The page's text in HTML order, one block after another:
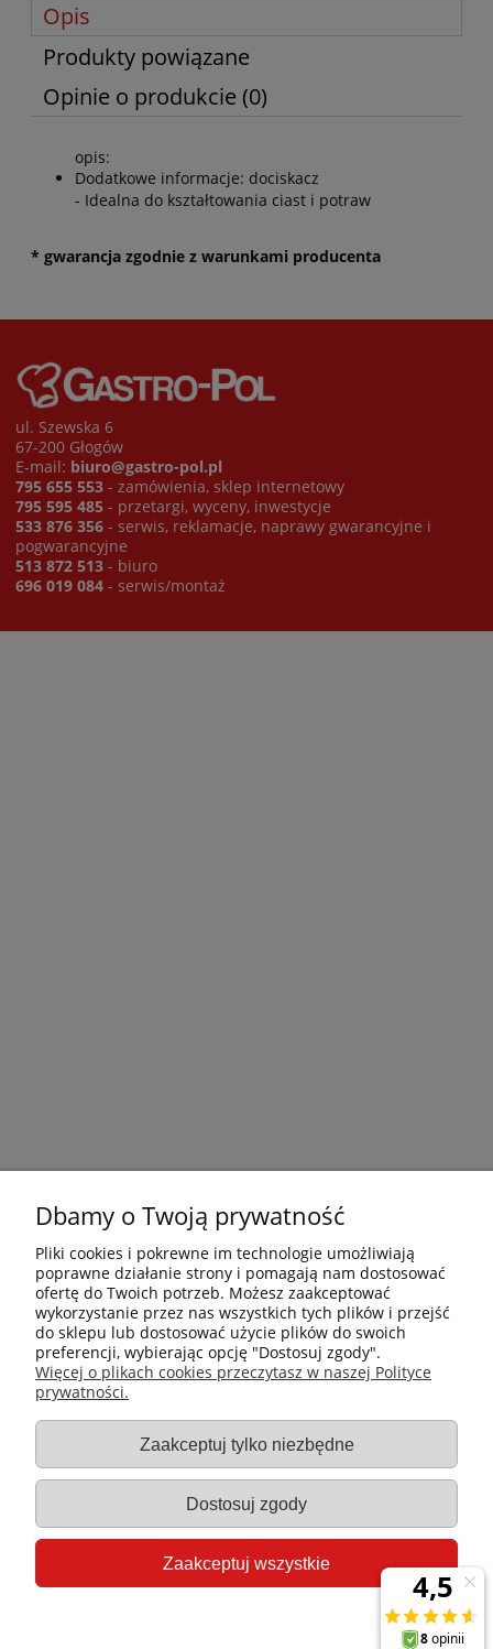
Opis
Produkty powiązane
Opinie o produkcie (0)
opis:
Dodatkowe informacje: dociskacz
- Idealna do kształtowania ciast i potraw
* gwarancja zgodnie z warunkami producenta
ul. Szewska 6
67-200 Głogów
E-mail: biuro@gastro-pol.pl
795 655 553 - zamówienia, sklep internetowy
795 595 485 - przetargi, wyceny, inwestycje
533 876 356 - serwis, reklamacje, naprawy gwarancyjne i
pogwarancyjne
513 872 513 - biuro
696 019 084 - serwis/montaż
Płatności i dostawa
Gastro-Pol
Moje konto
Pomoc
Dbamy o Twoją prywatność
Pliki cookies i pokrewne im technologie umożliwiają
poprawne działanie strony i pomagają nam dostosować
ofertę do Twoich potrzeb. Możesz zaakceptować
wykorzystanie przez nas wszystkich tych plików i przejść
do sklepu lub dostosować użycie plików do swoich
preferencji, wybierając opcję "Dostosuj zgody".
Więcej o plikach cookies przeczytasz w naszej Polityce
prywatności.
Zaakceptuj tylko niezbędne
Dostosuj zgody
Zaakceptuj wszystkie